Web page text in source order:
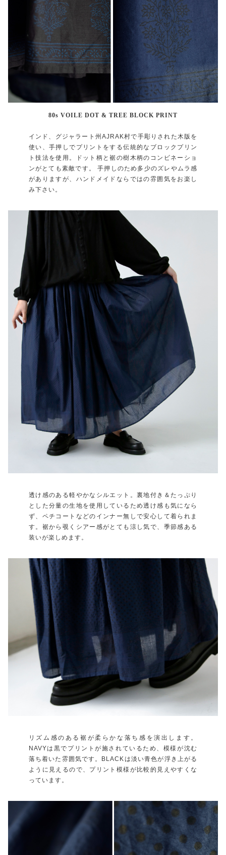
80s VOILE DOT & TREE BLOCK PRINT
インド、グジャラート州AJRAK村で手彫りされた木版を
使い、手押しでプリントをする伝統的なブロックプリン
ト技法を使用。ドット柄と裾の樹木柄のコンビネーショ
ンがとても素敵です。 手押しのため多少のズレやムラ感
がありますが、ハンドメイドならではの雰囲気をお楽し
み下さい。
透け感のある軽やかなシルエット。裏地付き＆たっぷり
とした分量の生地を使用しているため透け感も気になら
ず、ペチコートなどのインナー無しで安心して着られま
す。裾から覗くシアー感がとても涼し気で、季節感ある
装いが楽しめます。
リズム感のある裾が柔らかな落ち感を演出します。
NAVYは黒でプリントが施されているため、模様が沈む
落ち着いた雰囲気です。BLACKは淡い青色が浮き上がる
ように見えるので、プリント模様が比較的見えやすくな
っています。